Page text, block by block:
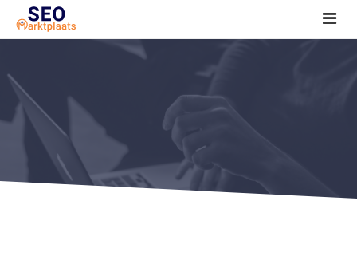
SEO tools reviews
Marketeer bij jou in de buurt?
Offerte
1. Seo voor beginners +
2. Onderzoeken +